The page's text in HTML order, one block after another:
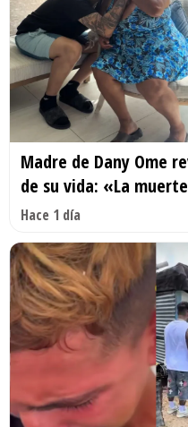
Madre de Dany Ome
de su vida: «La
Hace 1 día